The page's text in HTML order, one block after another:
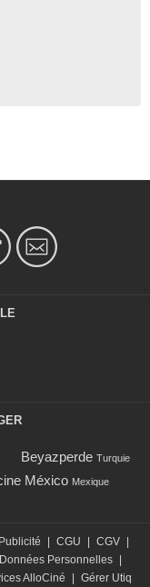
Beyazperde Turquie
México Mexique
Publicité CGU CGV
Données Personnelles
AlloCiné Gérer Utiq